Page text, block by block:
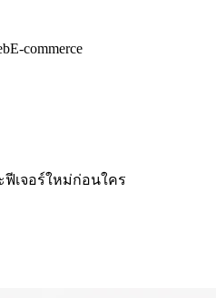
E-commerce
ฟีเจอร์ใหม่ก่อนใคร